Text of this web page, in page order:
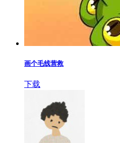
画个毛线营救
下载